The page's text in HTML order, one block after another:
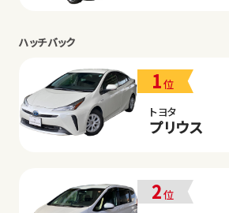
ハッチバック
1位
トヨタ
プリウス
2位